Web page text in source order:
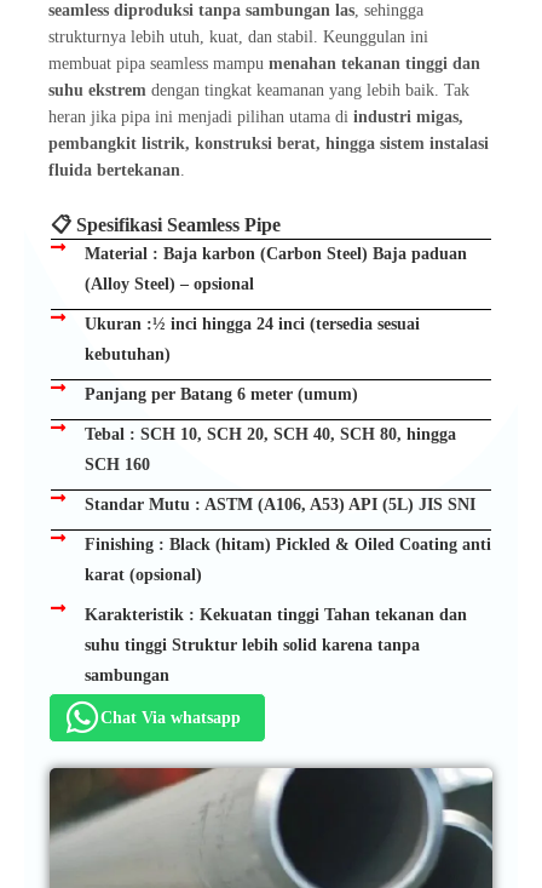
seamless diproduksi tanpa sambungan las, sehingga
strukturnya lebih utuh, kuat, dan stabil. Keunggulan ini
membuat pipa seamless mampu menahan tekanan tinggi dan
suhu ekstrem dengan tingkat keamanan yang lebih baik. Tak
heran jika pipa ini menjadi pilihan utama di industri migas,
pembangkit listrik, konstruksi berat, hingga sistem instalasi
fluida bertekanan.
📋 Spesifikasi Seamless Pipe
Material : Baja karbon (Carbon Steel) Baja paduan
(Alloy Steel) – opsional
Ukuran :½ inci hingga 24 inci (tersedia sesuai
kebutuhan)
Panjang per Batang 6 meter (umum)
Tebal : SCH 10, SCH 20, SCH 40, SCH 80, hingga
SCH 160
Standar Mutu : ASTM (A106, A53) API (5L) JIS SNI
Finishing : Black (hitam) Pickled & Oiled Coating anti
karat (opsional)
Karakteristik : Kekuatan tinggi Tahan tekanan dan
suhu tinggi Struktur lebih solid karena tanpa
sambungan
Chat Via whatsapp